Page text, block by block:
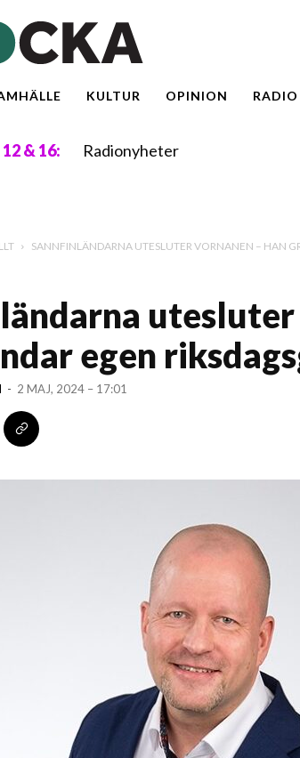
KULTUR OPINION RADIO
& 16: Radionyheter
SANNFINLÄNDARNA UTESLUTER VORNANEN – HAN
utesluter
egen
- 2 MAJ, 2024 – 17:01